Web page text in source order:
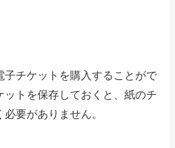
子チケットを購入することがで
ットを保存しておくと、紙のチ
要がありません。